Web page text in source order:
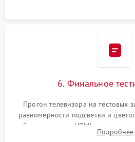
6. Финальное
Прогон телевизора на тестовых
равномерности подсветки и
работы разъемов HDMI,
в рабочем режиме в течение
Подробнее